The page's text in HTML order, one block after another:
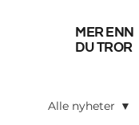
mer enn
du tror
Alle nyheter